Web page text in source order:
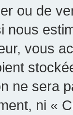
ou de
nous
vous
ne sera
ni «